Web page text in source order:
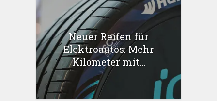
Neuer Reifen für
Elektroautos: Mehr
Kilometer mit...